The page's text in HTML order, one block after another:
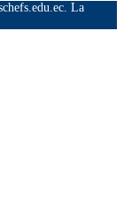
La